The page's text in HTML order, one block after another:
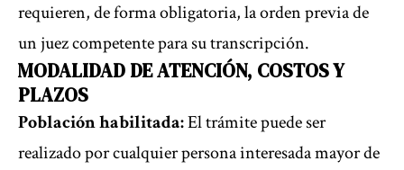
requieren, de forma obligatoria, la orden previa de
un juez competente para su transcripción.
MODALIDAD DE ATENCIÓN, COSTOS Y
PLAZOS
Población habilitada:El trámite puede ser
realizado por cualquier persona interesada mayor de